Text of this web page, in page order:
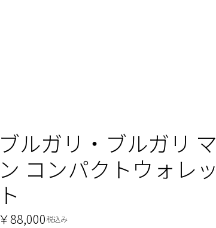
ブルガリ・ブルガリ マ
ン コンパクトウォレッ
ト
￥88,000現在の価格 ￥88,000
税込み